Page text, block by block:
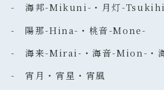
- 海邦-Mikuni-・月灯-
- 陽那-Hina-・桃音-Mone-
- 海来-Mirai-・海音-Mion-・
- 宵月・宵星・宵風